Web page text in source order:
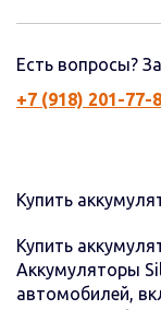
Есть вопросы?
+7 (918) 201-77-
Купить
Купить
Аккумуляторы
автомобилей,